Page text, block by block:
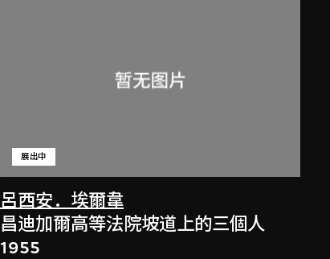
呂西安．埃爾韋
展出中
昌迪加爾高等法院坡道上的三個人
1955